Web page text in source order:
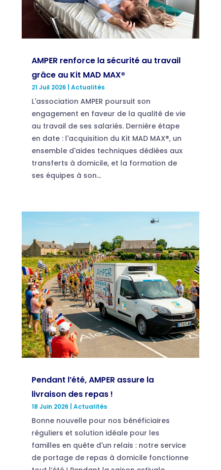
AMPER renforce la sécurité au travail
grâce au Kit MAD MAX®
21 Juil 2026 Actualités
L'association AMPER poursuit son
engagement en faveur de la qualité de vie
au travail de ses salariés. Dernière étape
en date : l'acquisition du Kit MAD MAX®, un
ensemble d'aides techniques dédiées aux
transferts à domicile, et la formation de
ses équipes à son...
Pendant l’été, AMPER assure la
livraison des repas !
18 Juin 2026 Actualités
Bonne nouvelle pour nos bénéficiaires
réguliers et solution idéale pour les
familles en quête d'un relais : notre service
de portage de repas à domicile fonctionne